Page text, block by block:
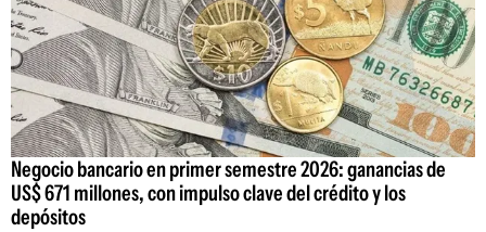
Negocio bancario en primer semestre 2026: ganancias de
US$ 671 millones, con impulso clave del crédito y los
depósitos